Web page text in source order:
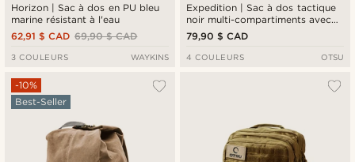
Horizon | Sac à dos en PU bleu
marine résistant à l'eau
69,90 $ CAD
62,91 $ CAD
3 COULEURS WAYKINS
Expedition | Sac à dos tactique
noir multi-compartiments avec
panneau à patchs - 35 L
79,90 $ CAD
4 COULEURS OTSU
-10%
Best-Seller